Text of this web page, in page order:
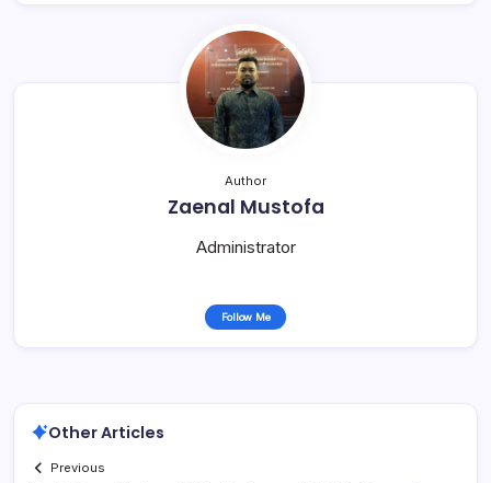
Author
Zaenal Mustofa
Administrator
Follow Me
Other Articles
Previous